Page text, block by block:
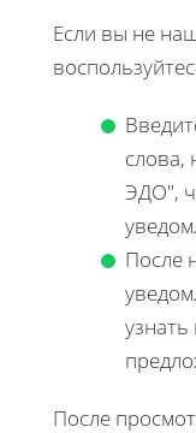
Если вы не
слова,
ЭДО",
После
После